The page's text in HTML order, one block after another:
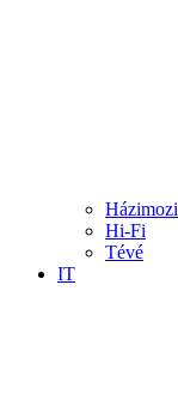
Házimozi
Hi-Fi
Tévé
IT